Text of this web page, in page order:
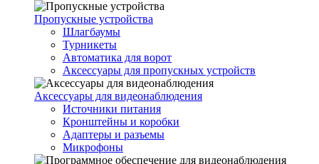
Пропускные устройства
Шлагбаумы
Турникеты
Автоматика для ворот
Аксессуары для пропускных устройств
Аксессуары для видеонаблюдения
Источники питания
Кронштейны и коробки
Адаптеры и разъемы
Микрофоны